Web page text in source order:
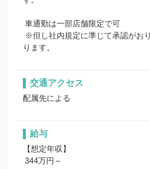
ります。
交通アクセス
配属先による
給与
【想定年収】